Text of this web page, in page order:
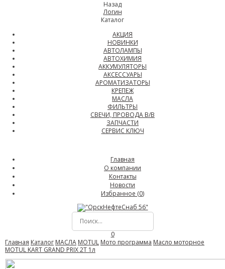
Назад
Логин
Каталог
АКЦИЯ
НОВИНКИ
АВТОЛАМПЫ
АВТОХИМИЯ
АККУМУЛЯТОРЫ
АКСЕССУАРЫ
АРОМАТИЗАТОРЫ
КРЕПЕЖ
МАСЛА
ФИЛЬТРЫ
СВЕЧИ, ПРОВОДА В/В
ЗАПЧАСТИ
СЕРВИС КЛЮЧ
Главная
О компании
Контакты
Новости
Избранное (0)
0
Главная Каталог МАСЛА MOTUL Мото программа Масло моторное
MOTUL KART GRAND PRIX 2Т 1л